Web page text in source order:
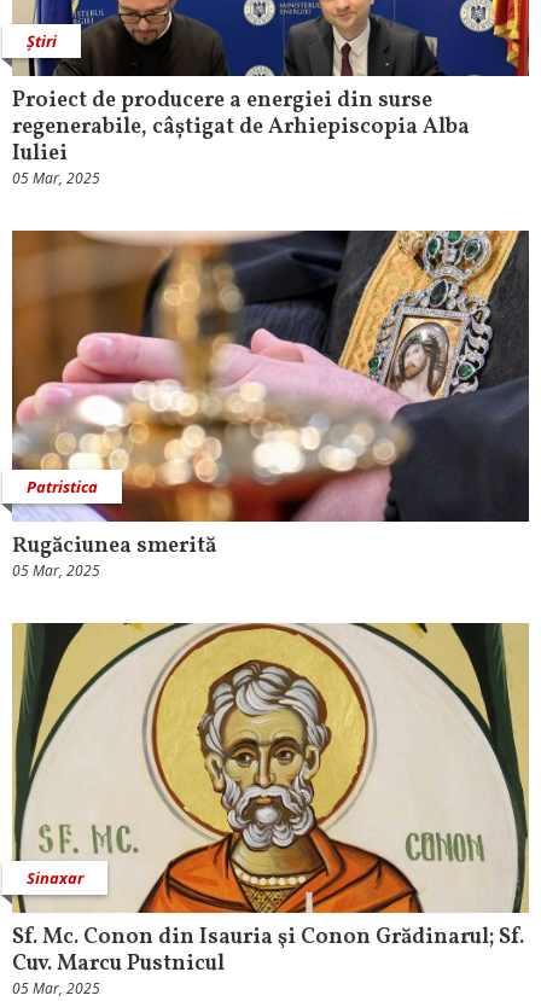
Știri
Proiect de producere a energiei din surse
regenerabile, câștigat de Arhiepiscopia Alba
Iuliei
05 Mar, 2025
Patristica
Rugăciunea smerită
05 Mar, 2025
Sinaxar
Sf. Mc. Conon din Isauria şi Conon Grădinarul; Sf.
Cuv. Marcu Pustnicul
05 Mar, 2025